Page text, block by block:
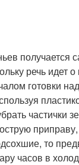
получается
речь идет о
готовки
частички
то
часов в